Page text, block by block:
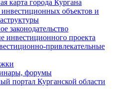
карта города Кургана
объектов и
законодательство
инвестиционного проекта
привлекательные
форумы
портал Курганской области